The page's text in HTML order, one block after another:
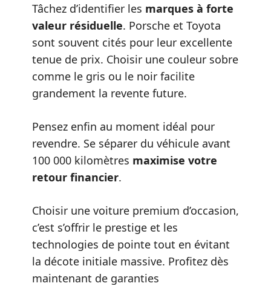
Tâchez d’identifier les marques à forte
valeur résiduelle. Porsche et Toyota
sont souvent cités pour leur excellente
tenue de prix. Choisir une couleur sobre
comme le gris ou le noir facilite
grandement la revente future.
Pensez enfin au moment idéal pour
revendre. Se séparer du véhicule avant
100 000 kilomètres maximise votre
retour financier.
Choisir une voiture premium d’occasion,
c’est s’offrir le prestige et les
technologies de pointe tout en évitant
la décote initiale massive. Profitez dès
maintenant de garanties